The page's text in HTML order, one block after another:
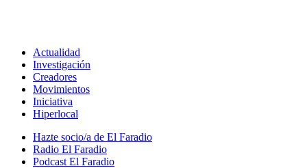
Actualidad
Investigación
Creadores
Movimientos
Iniciativa
Hiperlocal
Hazte socio/a de El Faradio
Radio El Faradio
Podcast El Faradio